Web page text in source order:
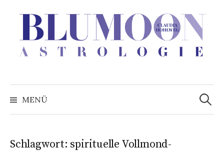
überspringen
MENÜ
Suchen
nach:
Schlagwort: spirituelle Vollmond-